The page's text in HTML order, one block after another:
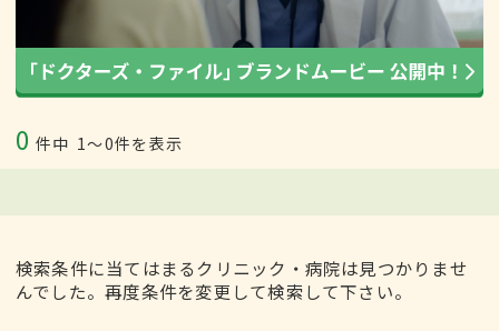
0 件中 1〜0件を表示
検索条件に当てはまるクリニック・病院は見つかりませ
んでした。再度条件を変更して検索して下さい。